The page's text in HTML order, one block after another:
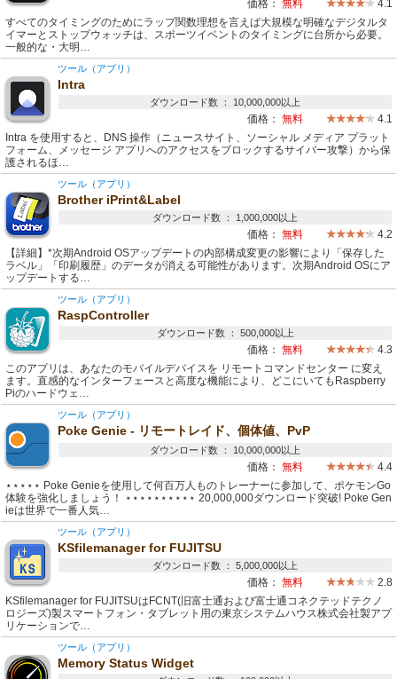
価格： 無料
4.1
すべてのタイミングのためにラップ関数理想を言えば大規模な明確なデジタルタ
イマーとストップウォッチは、スポーツイベントのタイミングに台所から必要。
一般的な・大明…
ツール（アプリ）
Intra
ダウンロード数 ： 10,000,000以上
価格： 無料
4.1
Intra を使用すると、DNS 操作（ニュースサイト、ソーシャル メディア プラット
フォーム、メッセージ アプリへのアクセスをブロックするサイバー攻撃）から保
護されるほ…
ツール（アプリ）
Brother iPrint&Label
ダウンロード数 ： 1,000,000以上
価格： 無料
4.2
【詳細】*次期Android OSアップデートの内部構成変更の影響により「保存した
ラベル」「印刷履歴」のデータが消える可能性があります。次期Android OSにア
ップデートする…
ツール（アプリ）
RaspController
ダウンロード数 ： 500,000以上
価格： 無料
4.3
このアプリは、あなたのモバイルデバイスを リモートコマンドセンター に変え
ます。直感的なインターフェースと高度な機能により、どこにいてもRaspberry
Piのハードウェ…
ツール（アプリ）
Poke Genie - リモートレイド、個体値、PvP
ダウンロード数 ： 10,000,000以上
価格： 無料
4.4
⋆⋆⋆⋆⋆ Poke Genieを使用して何百万人ものトレーナーに参加して、ポケモンGo
体験を強化しましょう！ ⋆⋆⋆⋆⋆⋆⋆⋆⋆⋆ 20,000,000ダウンロード突破! Poke Gen
ieは世界で一番人気…
ツール（アプリ）
KSfilemanager for FUJITSU
ダウンロード数 ： 5,000,000以上
価格： 無料
2.8
KSfilemanager for FUJITSUはFCNT(旧富士通および富士通コネクテッドテクノ
ロジーズ)製スマートフォン・タブレット用の東京システムハウス株式会社製アプ
リケーションで…
ツール（アプリ）
Memory Status Widget